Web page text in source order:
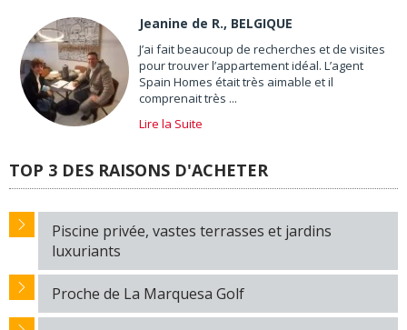
Jeanine de R., BELGIQUE
J’ai fait beaucoup de recherches et de visites
pour trouver l’appartement idéal. L’agent
Spain Homes était très aimable et il
comprenait très ...
Lire la Suite
TOP 3 DES RAISONS D'ACHETER
Piscine privée, vastes terrasses et jardins
luxuriants
Proche de La Marquesa Golf